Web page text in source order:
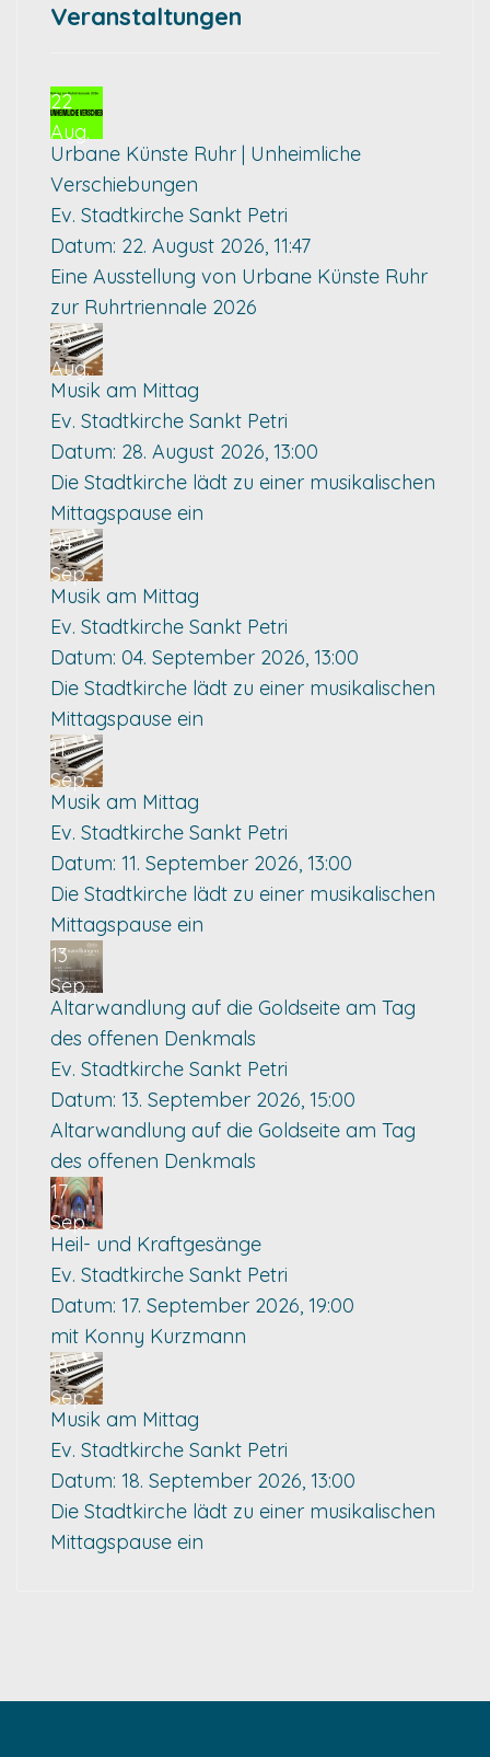
Veranstaltungen
22
Aug.
Urbane Künste Ruhr | Unheimliche
Verschiebungen
Ev. Stadtkirche Sankt Petri
Datum: 22. August 2026, 11:47
Eine Ausstellung von Urbane Künste Ruhr
zur Ruhrtriennale 2026
28
Aug.
Musik am Mittag
Ev. Stadtkirche Sankt Petri
Datum: 28. August 2026, 13:00
Die Stadtkirche lädt zu einer musikalischen
Mittagspause ein
04
Sep.
Musik am Mittag
Ev. Stadtkirche Sankt Petri
Datum: 04. September 2026, 13:00
Die Stadtkirche lädt zu einer musikalischen
Mittagspause ein
11
Sep.
Musik am Mittag
Ev. Stadtkirche Sankt Petri
Datum: 11. September 2026, 13:00
Die Stadtkirche lädt zu einer musikalischen
Mittagspause ein
13
Sep.
Altarwandlung auf die Goldseite am Tag
des offenen Denkmals
Ev. Stadtkirche Sankt Petri
Datum: 13. September 2026, 15:00
Altarwandlung auf die Goldseite am Tag
des offenen Denkmals
17
Sep.
Heil- und Kraftgesänge
Ev. Stadtkirche Sankt Petri
Datum: 17. September 2026, 19:00
mit Konny Kurzmann
18
Sep.
Musik am Mittag
Ev. Stadtkirche Sankt Petri
Datum: 18. September 2026, 13:00
Die Stadtkirche lädt zu einer musikalischen
Mittagspause ein